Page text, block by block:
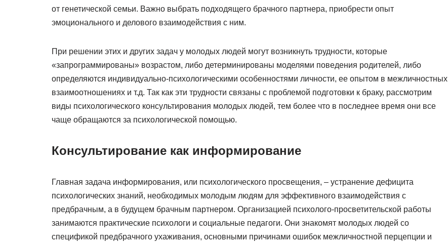
от генетической семьи. Важно выбрать подходящего брачного партнера, приобрести опыт
эмоционального и делового взаимодействия с ним.
При решении этих и других задач у молодых людей могут возникнуть трудности, которые
«запрограммированы» возрастом, либо детерминированы моделями поведения родителей, либо
определяются индивидуально-психологическими особенностями личности, ее опытом в межличностных
взаимоотношениях и т.д. Так как эти трудности связаны с проблемой подготовки к браку, рассмотрим
виды психологического консультирования молодых людей, тем более что в последнее время они все
чаще обращаются за психологической помощью.
Консультирование как информирование
Главная задача информирования, или психологического просвещения, – устранение дефицита
психологических знаний, необходимых молодым людям для эффективного взаимодействия с
предбрачным, а в будущем брачным партнером. Организацией психолого-просветительской работы
занимаются практические психологи и социальные педагоги. Они знакомят молодых людей со
спецификой предбрачного ухаживания, основными причинами ошибок межличностной перцепции и